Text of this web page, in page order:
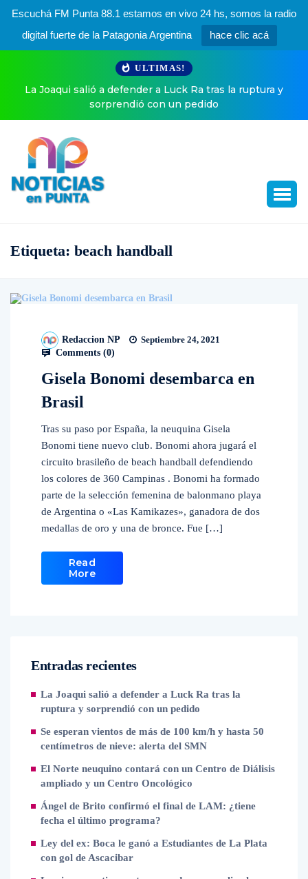
Escuchá FM Punta 88.1 estamos en vivo 24 hs, somos la radio
digital fuerte de la Patagonia Argentina
hace clic acá
ULTIMAS!
La Joaqui salió a defender a Luck Ra tras la ruptura y
sorprendió con un pedido
Etiqueta: beach handball
Redaccion NP
Septiembre 24, 2021
Comments (0)
Gisela Bonomi desembarca en
Brasil
Tras su paso por España, la neuquina Gisela
Bonomi tiene nuevo club. Bonomi ahora jugará el
circuito brasileño de beach handball defendiendo
los colores de 360 Campinas . Bonomi ha formado
parte de la selección femenina de balonmano playa
de Argentina o «Las Kamikazes», ganadora de dos
medallas de oro y una de bronce. Fue […]
Read
More
Entradas recientes
La Joaqui salió a defender a Luck Ra tras la
ruptura y sorprendió con un pedido
Se esperan vientos de más de 100 km/h y hasta 50
centímetros de nieve: alerta del SMN
El Norte neuquino contará con un Centro de Diálisis
ampliado y un Centro Oncológico
Ángel de Brito confirmó el final de LAM: ¿tiene
fecha el último programa?
Ley del ex: Boca le ganó a Estudiantes de La Plata
con gol de Ascacibar